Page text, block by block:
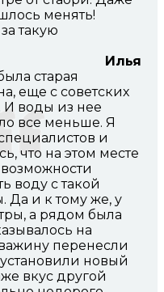
менять!
такую
Илья
старая
еще с советских
И воды из нее
все меньше. Я
и
что на этом месте
воду с такой
Да и к тому же, у
а рядом была
на
перенесли
новый
вкус другой